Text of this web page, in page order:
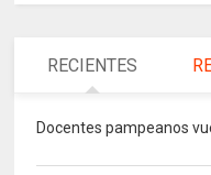
RECIENTES
Docentes pampeanos